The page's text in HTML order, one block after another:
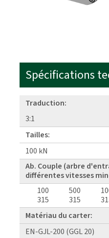
Spécifications
Traduction:
3:1
Tailles:
100 kN
Ab. Couple (arbre
différentes vitesses
100
315
500
315
Matériau du carter:
EN-GJL-200 (GGL 20)